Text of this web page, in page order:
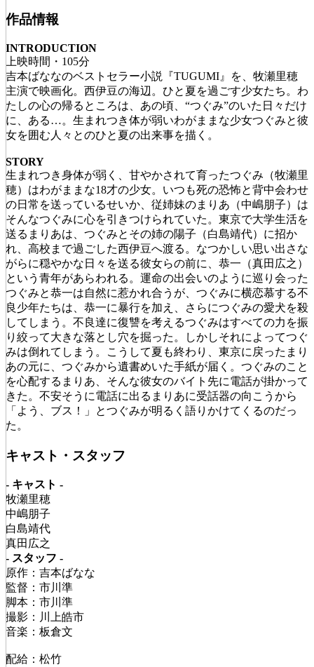
作品情報
INTRODUCTION
上映時間・105分
吉本ばななのベストセラー小説『TUGUMI』を、牧瀬里穂
主演で映画化。西伊豆の海辺。ひと夏を過ごす少女たち。わ
たしの心の帰るところは、あの頃、“つぐみ”のいた日々だけ
に、ある…。生まれつき体が弱いわがままな少女つぐみと彼
女を囲む人々とのひと夏の出来事を描く。
STORY
生まれつき身体が弱く、甘やかされて育ったつぐみ（牧瀬里
穂）はわがままな18才の少女。いつも死の恐怖と背中会わせ
の日常を送っているせいか、従姉妹のまりあ（中嶋朋子）は
そんなつぐみに心を引きつけられていた。東京で大学生活を
送るまりあは、つぐみとその姉の陽子（白島靖代）に招か
れ、高校まで過ごした西伊豆へ渡る。なつかしい思い出さな
がらに穏やかな日々を送る彼女らの前に、恭一（真田広之）
という青年があらわれる。運命の出会いのように巡り会った
つぐみと恭一は自然に惹かれ合うが、つぐみに横恋慕する不
良少年たちは、恭一に暴行を加え、さらにつぐみの愛犬を殺
してしまう。不良達に復讐を考えるつぐみはすべての力を振
り絞って大きな落とし穴を掘った。しかしそれによってつぐ
みは倒れてしまう。こうして夏も終わり、東京に戻ったまり
あの元に、つぐみから遺書めいた手紙が届く。つぐみのこと
を心配するまりあ、そんな彼女のバイト先に電話が掛かって
きた。不安そうに電話に出るまりあに受話器の向こうから
「よう、ブス！」とつぐみが明るく語りかけてくるのだっ
た。
キャスト・スタッフ
- キャスト -
牧瀬里穂
中嶋朋子
白島靖代
真田広之
- スタッフ -
原作：吉本ばなな
監督：市川準
脚本：市川準
撮影：川上皓市
音楽：板倉文
配給：松竹